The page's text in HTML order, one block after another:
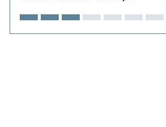
Kursorte mit Kursangeboten